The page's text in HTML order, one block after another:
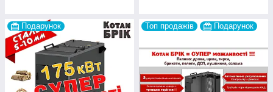
Подарунок Топ продажів Подарунок